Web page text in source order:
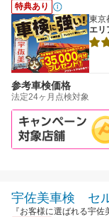
特典あり
東京
エリ
参考車検価格
法定24ヶ月点検対象
宇佐美車検 セ
『お客様に選ばれる宇